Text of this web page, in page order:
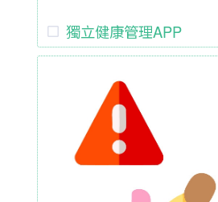
獨立健康管理APP